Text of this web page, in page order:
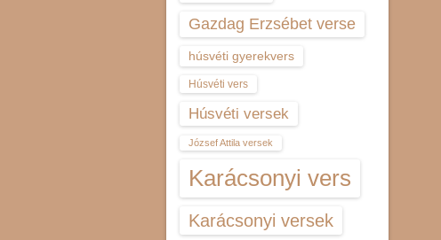
Gazdag Erzsébet verse
húsvéti gyerekvers
Húsvéti vers
Húsvéti versek
József Attila versek
Karácsonyi vers
Karácsonyi versek